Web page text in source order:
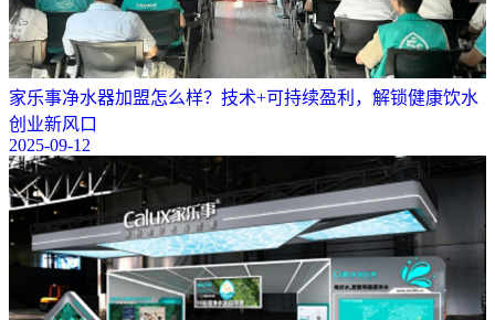
​家乐事净水器加盟怎么样？技术+可持续盈利，解锁健康饮水
创业新风口
2025-09-12